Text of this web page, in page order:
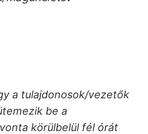
a tulajdonosok/vezetők
be a
körülbelül fél órát